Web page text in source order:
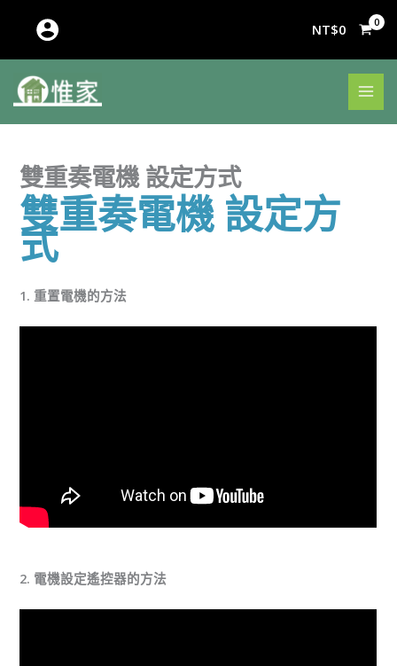
NT$0
雙重奏電機 設定方式
雙重奏電機 設定方
式
1. 重置電機的方法
2. 電機設定遙控器的方法